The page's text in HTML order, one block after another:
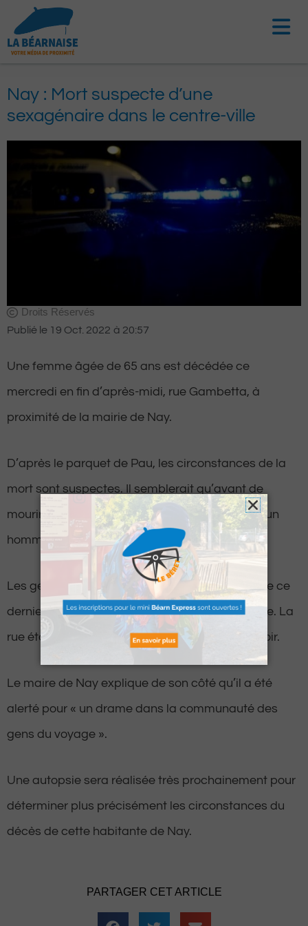
contenu
Nay : Mort suspecte d’une
sexagénaire dans le centre-ville
Droits Réservés
Publié le 19 Oct. 2022 à 20:57
Une femme âgée de 65 ans est décédée ce
mercredi en fin d’après-midi, rue Gambetta, à
proximité de la mairie de Nay.
D’après le parquet de Pau, les circonstances de la
mort sont suspectes. Il semblerait qu’avant de
mourir, cette femme a eu une altercation avec un
homme.
Les gendarmes sont d’ailleurs à la recherche de ce
dernier et ont déployé de gros moyens sur place. La
rue était bloquée à la circulation ce mercredi soir.
Le maire de Nay explique de son côté qu’il a été
alerté pour « un drame dans la communauté des
gens du voyage ».
Une autopsie sera réalisée très prochainement pour
déterminer plus précisément les circonstances du
décès de cette habitante de Nay.
PARTAGER CET ARTICLE